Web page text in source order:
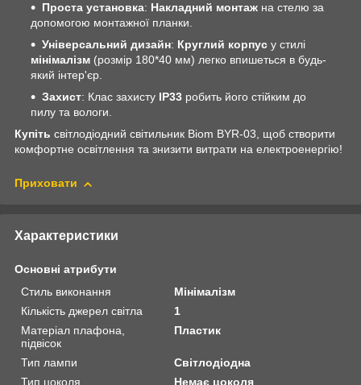
Проста установка: Накладний монтаж на стелю за
допомогою монтажної планки.
Універсальний дизайн: Круглий корпус у стилі
мінімалізм (розмір 180*40 мм) легко впишеться в будь-
який інтер'єр.
Захист: Клас захисту IP33 робить його стійким до
пилу та вологи.
Купіть світлодіодний світильник Biom BYR-03, щоб створити
комфортне освітлення та знизити витрати на електроенергію!
Приховати
Характеристики
Основні атрибути
Стиль виконання
Мінімалізм
Кількість джерел світла
1
Матеріал плафона,
підвісок
Пластик
Тип лампи
Світлодіодна
Тип цоколя
Немає цоколя